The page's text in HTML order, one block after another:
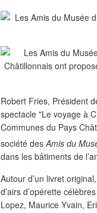
Robert Fries, Président
spectacle "Le voyage à
Communes du Pays
société des Amis du
dans les bâtiments de
Autour d’un livret
d’airs d’opérette
Lopez, Maurice Yvain,